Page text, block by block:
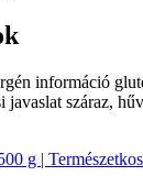
információ
javaslat száraz,
g |